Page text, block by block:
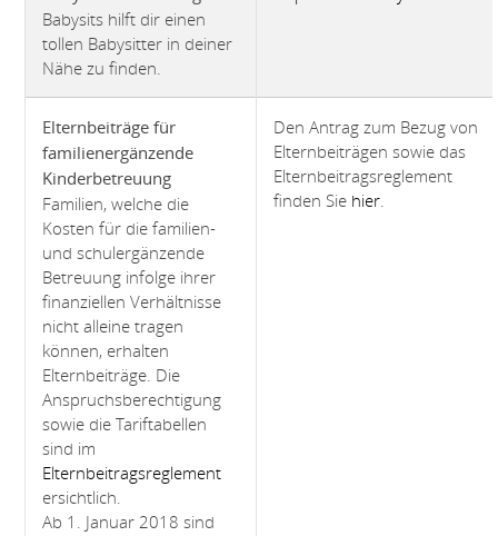
Babysits hilft dir einen
tollen Babysitter in deiner
Nähe zu finden.
Elternbeiträge für
familienergänzende
Kinderbetreuung
Familien, welche die
Kosten für die familien-
und schulergänzende
Betreuung infolge ihrer
finanziellen Verhältnisse
nicht alleine tragen
können, erhalten
Elternbeiträge. Die
Anspruchsberechtigung
sowie die Tariftabellen
sind im
Elternbeitragsreglement
ersichtlich.
Ab 1. Januar 2018 sind
Den Antrag zum Bezug von
Elternbeiträgen sowie das
Elternbeitragsreglement
finden Sie hier.